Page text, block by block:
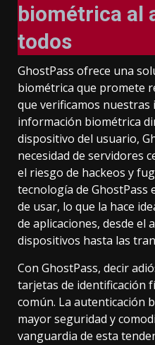
biométrica al
todos
GhostPass ofrece una
biométrica que promete
que verificamos nuestras
información biométrica
dispositivo del usuario,
necesidad de servidores
el riesgo de hackeos y
tecnología de GhostPass
de usar, lo que la hace
de aplicaciones, desde el
dispositivos hasta las
Con GhostPass, decir
tarjetas de identificación
común. La autenticación
mayor seguridad y
vanguardia de esta